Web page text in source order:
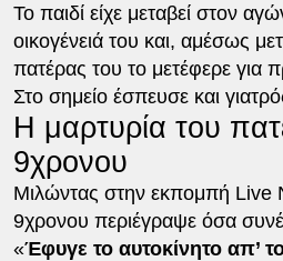
Το παιδί είχε μεταβεί στον
οικογένειά του και, αμέσως
πατέρας του το μετέφερε για
Στο σημείο έσπευσε και
Η μαρτυρία του
9χρονου
Μιλώντας στην εκπομπή Live
9χρονου περιέγραψε όσα
«Έφυγε το αυτοκίνητο απ’